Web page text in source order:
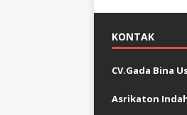
KONTAK
CV.Gada Bina
Asrikaton Indah